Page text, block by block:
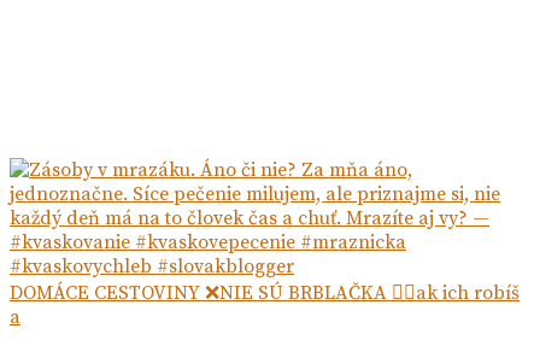
DOMÁCE CESTOVINY ❌NIE SÚ BRBLAČKA ☝🏻ak ich robíš
a